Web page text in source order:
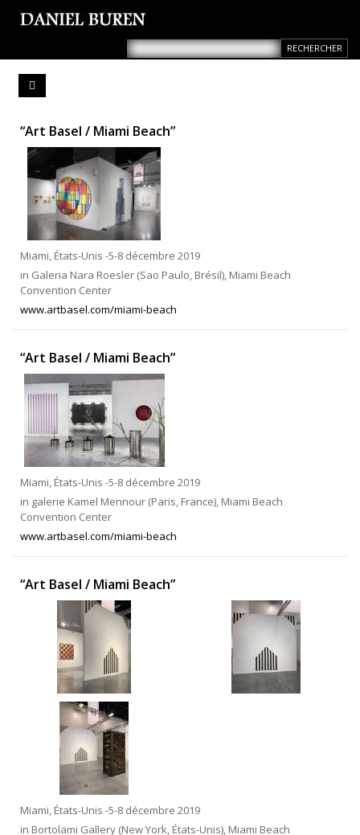
“Art Basel / Miami Beach”
Miami, États-Unis -5-8 décembre 2019
in Galeria Nara Roesler (Sao Paulo, Brésil), Miami Beach
Convention Center
www.artbasel.com/miami-beach
“Art Basel / Miami Beach”
Miami, États-Unis -5-8 décembre 2019
in galerie Kamel Mennour (Paris, France), Miami Beach
Convention Center
www.artbasel.com/miami-beach
“Art Basel / Miami Beach”
Miami, États-Unis -5-8 décembre 2019
in Bortolami Gallery (New York, États-Unis), Miami Beach